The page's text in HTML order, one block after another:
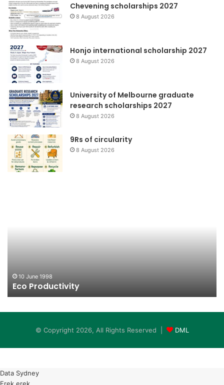
Chevening scholarships 2027
8 August 2026
Honjo international scholarship 2027
8 August 2026
University of Melbourne graduate
research scholarships 2027
8 August 2026
9Rs of circularity
8 August 2026
10 June 1998
Eco Productivity
© Copyright 2026, All Rights Reserved | DML
Data Sydney
Erek erek